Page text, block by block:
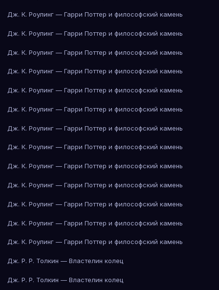
Дж. К. Роулинг — Гарри Поттер и философский камень
Дж. К. Роулинг — Гарри Поттер и философский камень
Дж. К. Роулинг — Гарри Поттер и философский камень
Дж. К. Роулинг — Гарри Поттер и философский камень
Дж. К. Роулинг — Гарри Поттер и философский камень
Дж. К. Роулинг — Гарри Поттер и философский камень
Дж. К. Роулинг — Гарри Поттер и философский камень
Дж. К. Роулинг — Гарри Поттер и философский камень
Дж. К. Роулинг — Гарри Поттер и философский камень
Дж. К. Роулинг — Гарри Поттер и философский камень
Дж. К. Роулинг — Гарри Поттер и философский камень
Дж. К. Роулинг — Гарри Поттер и философский камень
Дж. К. Роулинг — Гарри Поттер и философский камень
Дж. Р. Р. Толкин — Властелин колец
Дж. Р. Р. Толкин — Властелин колец